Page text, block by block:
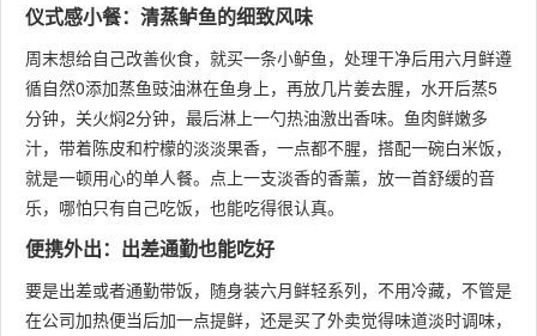
仪式感小餐：清蒸鲈鱼的细致风味
周末想给自己改善伙食，就买一条小鲈鱼，处理干净后用六月鲜遵
循自然0添加蒸鱼豉油淋在鱼身上，再放几片姜去腥，水开后蒸5
分钟，关火焖2分钟，最后淋上一勺热油激出香味。鱼肉鲜嫩多
汁，带着陈皮和柠檬的淡淡果香，一点都不腥，搭配一碗白米饭，
就是一顿用心的单人餐。点上一支淡香的香薰，放一首舒缓的音
乐，哪怕只有自己吃饭，也能吃得很认真。
便携外出：出差通勤也能吃好
要是出差或者通勤带饭，随身装六月鲜轻系列，不用冷藏，不管是
在公司加热便当后加一点提鲜，还是买了外卖觉得味道淡时调味，